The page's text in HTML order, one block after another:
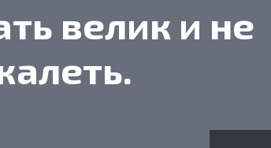
велик и не